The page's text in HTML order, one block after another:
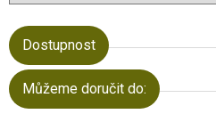
Dostupnost
Můžeme doručit do: